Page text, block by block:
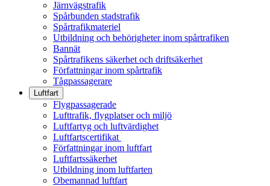
Järnvägstrafik
Spårbunden stadstrafik
Spårtrafikmateriel
Utbildning och behörigheter inom spårtrafiken
Bannät
Spårtrafikens säkerhet och driftsäkerhet
Författningar inom spårtrafik
Tågpassagerare
Luftfart
Flygpassagerade
Lufttrafik, flygplatser och miljö
Luftfartyg och luftvärdighet
Luftfartscertifikat
Författningar inom luftfart
Luftfartssäkerhet
Utbildning inom luftfarten
Obemannad luftfart